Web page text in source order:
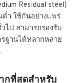
Residual steel)
ำ ใช้กันอย่างแพร่
ไป สามารถรองรับ
ฐานได้หลากหลาย
กที่สุดสำหรับ